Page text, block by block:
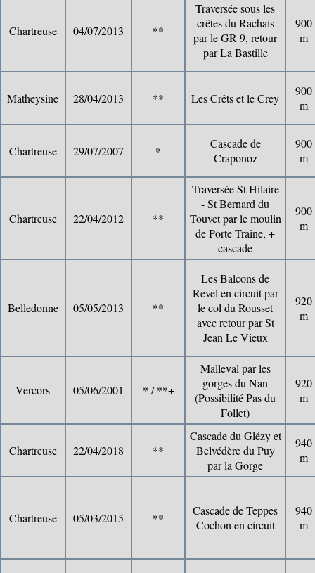
Chartreuse 04/07/2013 **
Traversée sous les
crêtes du Rachais
par le GR 9, retour
par La Bastille
900
m
Matheysine 28/04/2013 ** Les Crêts et le Crey
900
m
Chartreuse 29/07/2007 *
Cascade de
Craponoz
900
m
Chartreuse 22/04/2012 **
Traversée St Hilaire
- St Bernard du
Touvet par le moulin
de Porte Traine, +
cascade
900
m
Belledonne 05/05/2013 **
Les Balcons de
Revel en circuit par
le col du Rousset
avec retour par St
Jean Le Vieux
920
m
Vercors 05/06/2001 * / **+
Malleval par les
gorges du Nan
(Possibilité Pas du
Follet)
920
m
Chartreuse 22/04/2018 **
Cascade du Glézy et
Belvédère du Puy
par la Gorge
940
m
Chartreuse 05/03/2015 **
Cascade de Teppes
Cochon en circuit
940
m